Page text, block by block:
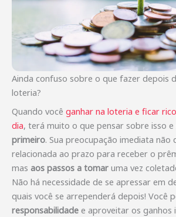
Ainda confuso sobre o que fazer depois
loteria?
Quando você ganhar na loteria e ficar
dia, terá muito o que pensar sobre isso e
primeiro. Sua preocupação imediata não
relacionada ao prazo para receber o
mas aos passos a tomar uma vez
Não há necessidade de se apressar em
quais você se arrependerá depois! Você
responsabilidade e aproveitar os ganhos